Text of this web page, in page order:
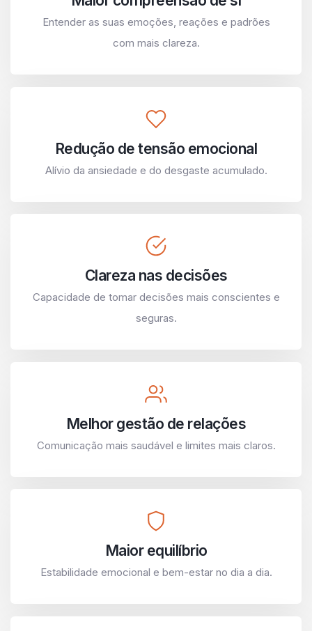
Entender as suas emoções, reações e padrões
com mais clareza.
Redução de tensão emocional
Alívio da ansiedade e do desgaste acumulado.
Clareza nas decisões
Capacidade de tomar decisões mais conscientes e
seguras.
Melhor gestão de relações
Comunicação mais saudável e limites mais claros.
Maior equilíbrio
Estabilidade emocional e bem-estar no dia a dia.